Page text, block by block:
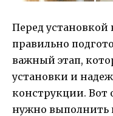
Перед
правильно
важный этап,
установки и
конструкции. Вот
нужно выполнить